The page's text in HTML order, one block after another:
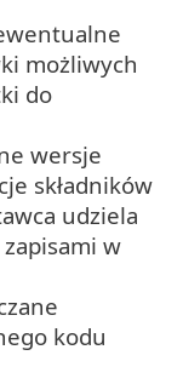
możliwych
do
wersje
składników
udziela
w
kodu